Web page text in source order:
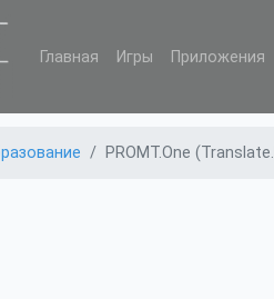
Главная Игры Приложения
PROMT.One